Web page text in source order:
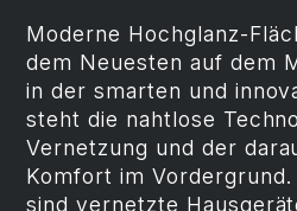
Moderne Hochglanz-
dem Neuesten auf dem
in der smarten und
steht die nahtlose
Vernetzung und der
Komfort im
sind vernetzte